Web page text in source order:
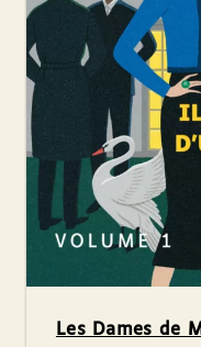
Les Dames de